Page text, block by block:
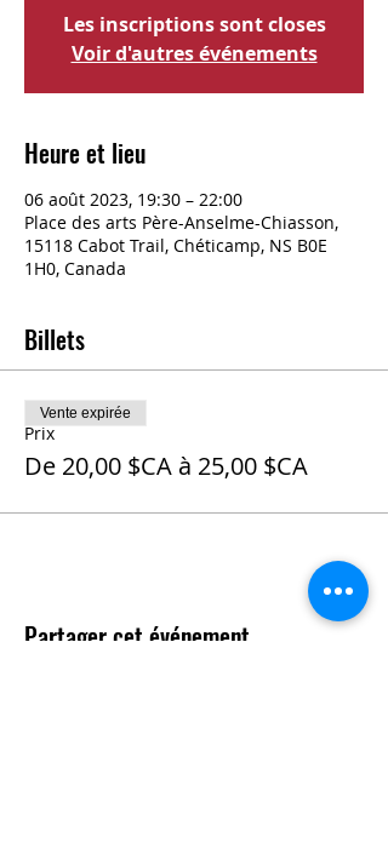
Les inscriptions sont closes
Voir d'autres événements
Heure et lieu
06 août 2023, 19:30 – 22:00
Place des arts Père-Anselme-Chiasson,
15118 Cabot Trail, Chéticamp, NS B0E
1H0, Canada
Billets
Prix
De 20,00 $CA à 25,00 $CA
Vente expirée
Partager cet événement